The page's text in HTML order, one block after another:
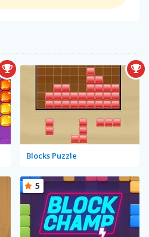
Blocks Puzzle
5